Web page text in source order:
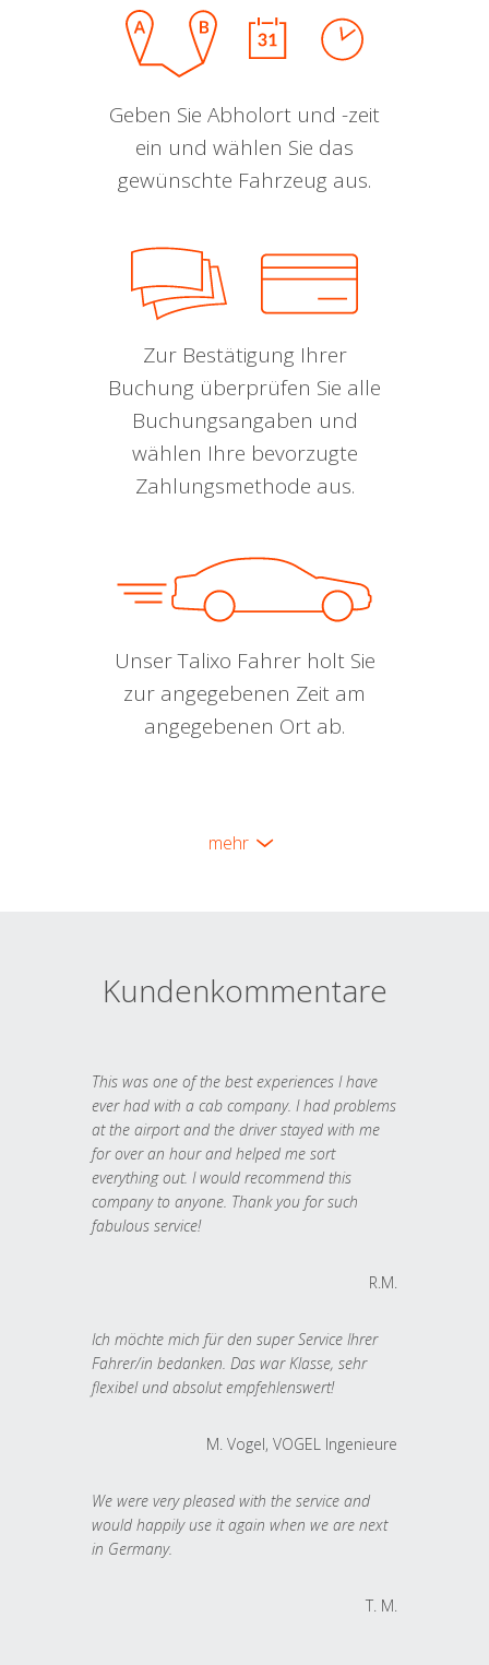
Geben Sie Abholort und -zeit
ein und wählen Sie das
gewünschte Fahrzeug aus.
Zur Bestätigung Ihrer
Buchung überprüfen Sie alle
Buchungsangaben und
wählen Ihre bevorzugte
Zahlungsmethode aus.
Unser Talixo Fahrer holt Sie
zur angegebenen Zeit am
angegebenen Ort ab.
mehr
Kundenkommentare
This was one of the best experiences I have
ever had with a cab company. I had problems
at the airport and the driver stayed with me
for over an hour and helped me sort
everything out. I would recommend this
company to anyone. Thank you for such
fabulous service!
R.M.
Ich möchte mich für den super Service Ihrer
Fahrer/in bedanken. Das war Klasse, sehr
flexibel und absolut empfehlenswert!
M. Vogel, VOGEL Ingenieure
We were very pleased with the service and
would happily use it again when we are next
in Germany.
T. M.